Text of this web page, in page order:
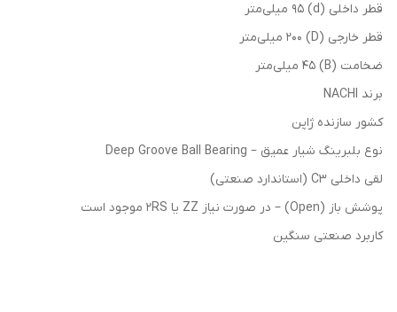
قطر داخلی (d) 95 میلی‌متر
قطر خارجی (D) 200 میلی‌متر
ضخامت (B) 45 میلی‌متر
برند NACHI
کشور سازنده ژاپن
نوع بلبرینگ شیار عمیق – Deep Groove Ball Bearing
لقی داخلی C3 (استاندارد صنعتی)
پوشش باز (Open) – در صورت نیاز ZZ یا 2RS موجود است
کاربرد صنعتی سنگین